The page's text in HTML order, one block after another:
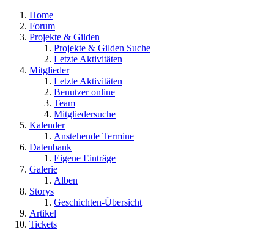
Home
Forum
Projekte & Gilden
Projekte & Gilden Suche
Letzte Aktivitäten
Mitglieder
Letzte Aktivitäten
Benutzer online
Team
Mitgliedersuche
Kalender
Anstehende Termine
Datenbank
Eigene Einträge
Galerie
Alben
Storys
Geschichten-Übersicht
Artikel
Tickets